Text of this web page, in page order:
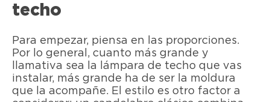
techo
Para empezar, piensa en las proporciones.
Por lo general, cuanto más grande y
llamativa sea la lámpara de techo que vas
instalar, más grande ha de ser la moldura
que la acompañe. El estilo es otro factor a